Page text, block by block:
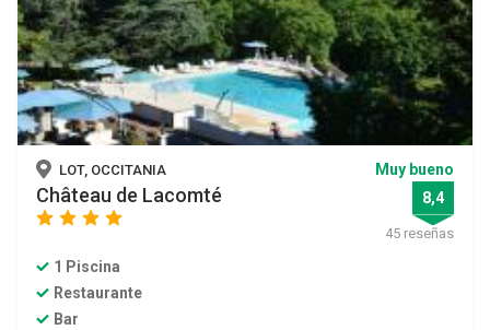
LOT, OCCITANIA
Château de Lacomté
star star star
Muy bueno
8,4
45 reseñas
1 Piscina
Restaurante
Bar